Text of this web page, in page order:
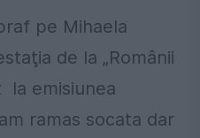
pe Mihaela
de la „Românii
la emisiunea
ramas socata dar